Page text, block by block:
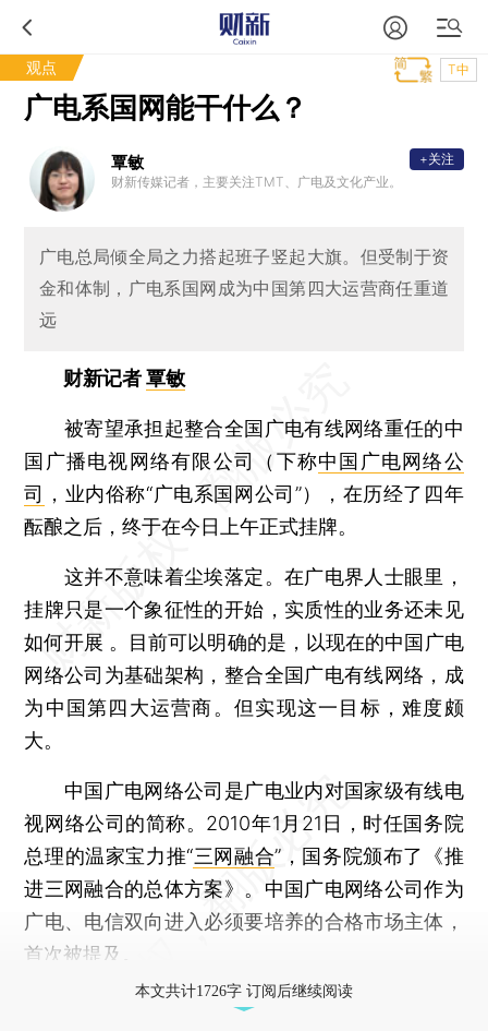
观点 T中
广电系国网能干什么？
覃敏
财新传媒记者，主要关注TMT、广电及文化产业。
+关注
广电总局倾全局之力搭起班子竖起大旗。但受制于资
金和体制，广电系国网成为中国第四大运营商任重道
远
财新记者覃敏
被寄望承担起整合全国广电有线网络重任的中
国广播电视网络有限公司（下称中国广电网络公
司
，业内俗称“广电系国网公司”），在历经了四年
酝酿之后，终于在今日上午正式挂牌。
这并不意味着尘埃落定。在广电界人士眼里，
挂牌只是一个象征性的开始，实质性的业务还未见
如何开展 。目前可以明确的是，以现在的中国广电
网络公司为基础架构，整合全国广电有线网络，成
为中国第四大运营商。但实现这一目标，难度颇
大。
中国广电网络公司是广电业内对国家级有线电
视网络公司的简称。2010年1月21日，时任国务院
总理的温家宝力推“三网融合”，国务院颁布了《推
进三网融合的总体方案》。中国广电网络公司作为
广电、电信双向进入必须要培养的合格市场主体，
首次被提及。
本文共计1726字 订阅后继续阅读